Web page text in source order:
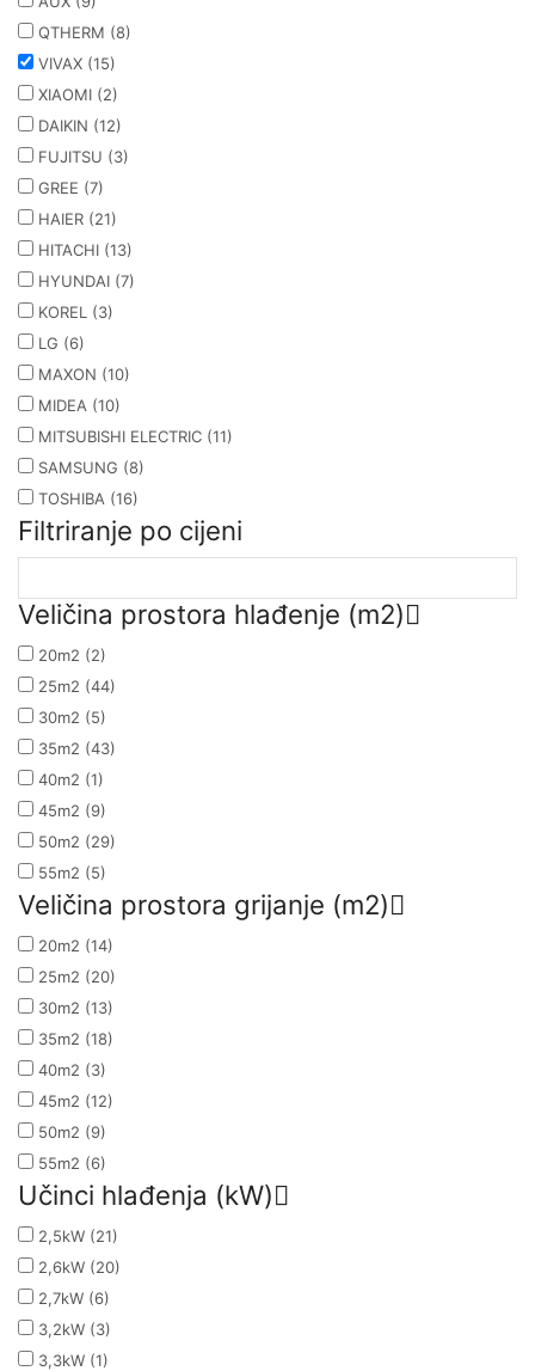
QTHERM (8)
VIVAX (15)
XIAOMI (2)
DAIKIN (12)
FUJITSU (3)
GREE (7)
HAIER (21)
HITACHI (13)
HYUNDAI (7)
KOREL (3)
LG (6)
MAXON (10)
MIDEA (10)
MITSUBISHI ELECTRIC (11)
SAMSUNG (8)
TOSHIBA (16)
Filtriranje po cijeni
Veličina prostora hlađenje (m2)
20m2 (2)
25m2 (44)
30m2 (5)
35m2 (43)
40m2 (1)
45m2 (9)
50m2 (29)
55m2 (5)
Veličina prostora grijanje (m2)
20m2 (14)
25m2 (20)
30m2 (13)
35m2 (18)
40m2 (3)
45m2 (12)
50m2 (9)
55m2 (6)
Učinci hlađenja (kW)
2,5kW (21)
2,6kW (20)
2,7kW (6)
3,2kW (3)
3,3kW (1)